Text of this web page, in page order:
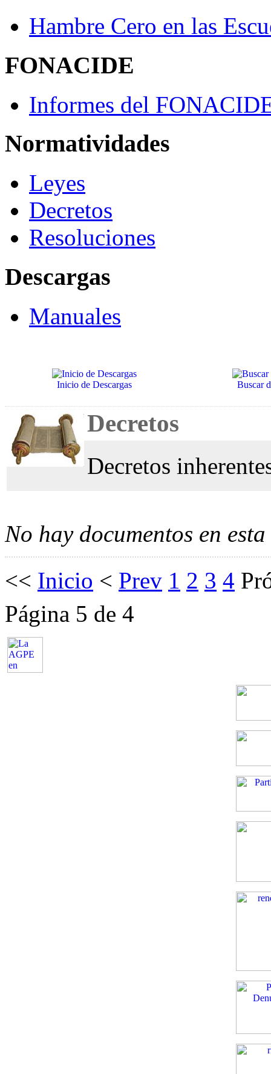
Hambre Cero en las
FONACIDE
Informes del
Normatividades
Leyes
Decretos
Resoluciones
Descargas
Manuales
Inicio de Descargas Buscar
Decretos
Decretos
No hay documentos en
<< Inicio < Prev 1 2 3 4
Página 5 de 4